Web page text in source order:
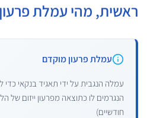
ראשית, מהי עמלת
עמלת פרעון מוקדם
עמלה הנגבית על ידי תאגיד בנקאי
הנגרמים לו כתוצאה מפרעון ייזום של
חודשיים)